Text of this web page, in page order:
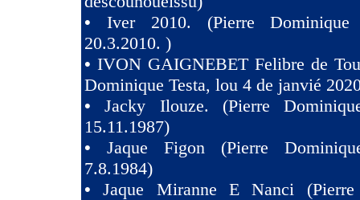
• Iver 2010. (Pierre
20.3.2010. )
• IVON GAIGNEBET Felibre de
Dominique Testa, lou 4 de janvié
•Jacky Ilouze. (Pierre
15.11.1987)
• Jaque Figon (Pierre
7.8.1984)
•Jaque Miranne E Nanci (Pierre